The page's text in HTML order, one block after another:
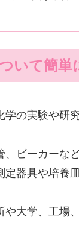
いて簡単
学の実験や研
、ビーカーな
器具や培養
や大学、工場